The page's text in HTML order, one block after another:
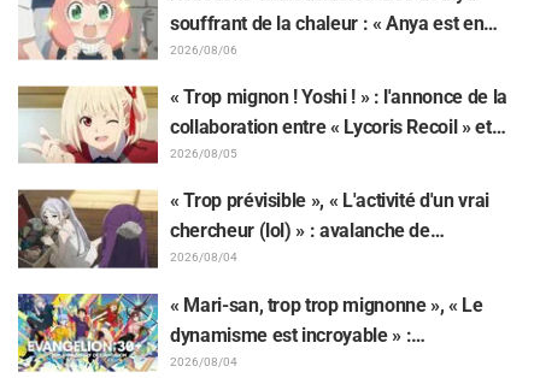
souffrant de la chaleur : « Anya est en
train de fondre » sur l'illustration
d'annonce de « SPY x FAMILY »
2026/08/06
« Trop mignon ! Yoshi ! » : l'annonce de la
collaboration entre « Lycoris Recoil » et
Kumamine, créateur du « Chat au travail »,
suscite une pluie de « Yoshi ! »
2026/08/05
« Trop prévisible », « L'activité d'un vrai
chercheur (lol) » : avalanche de
moqueries affectueuses face à la peluche
de Frieren piégée par un Mimique lors
d'une exposition de « Frieren »
2026/08/04
« Mari-san, trop trop mignonne », « Le
dynamisme est incroyable » :
retentissement suite au dévoilement d'un
2026/08/04